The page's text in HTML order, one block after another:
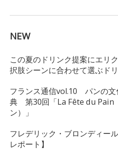
NEW
この夏のドリンク提案にエリ
択肢シーンに合わせて選ぶド
フランス通信vol.10 パンの文
典 第30回「La Fête du Pain
ン）」
フレデリック・ブロンディー
レポート】